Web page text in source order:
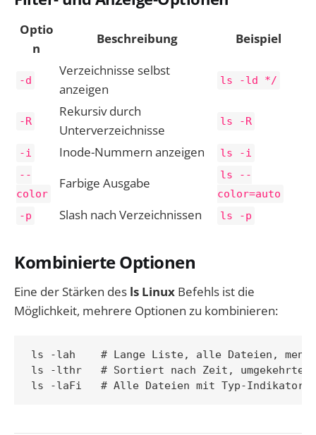
Optio
n
Beschreibung Beispiel
-d
Verzeichnisse selbst
anzeigen
ls -ld */
-R
Rekursiv durch
Unterverzeichnisse
ls -R
-i Inode-Nummern anzeigen
ls -i
--
color
Farbige Ausgabe
ls --
color=auto
-p
Slash nach Verzeichnissen ls -p
Kombinierte Optionen
Eine der Stärken des ls Linux Befehls ist die
Möglichkeit, mehrere Optionen zu kombinieren:
ls -lah    # Lange Liste, alle Dateien,
ls -lthr   # Sortiert nach Zeit, umgekehrte